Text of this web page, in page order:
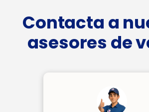
Contacta a
asesores de